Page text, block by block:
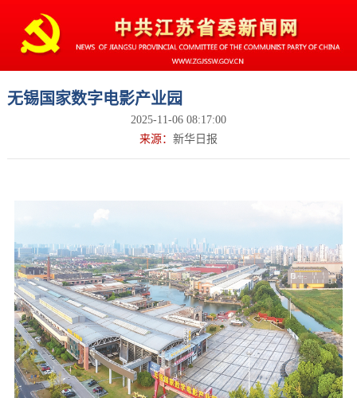
无锡国家数字电影产业园
2025-11-06 08:17:00
来源： 新华日报